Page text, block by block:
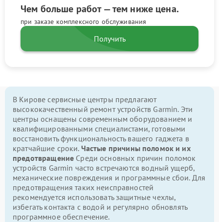
Чем больше работ — тем ниже цена.
при заказе комплексного обслуживания
Получить
В Кирове сервисные центры предлагают
высококачественный ремонт устройств Garmin. Эти
центры оснащены современным оборудованием и
квалифицированными специалистами, готовыми
восстановить функциональность вашего гаджета в
кратчайшие сроки. Частые причины поломок и их
предотвращение Среди основных причин поломок
устройств Garmin часто встречаются водный ущерб,
механические повреждения и программные сбои. Для
предотвращения таких неисправностей
рекомендуется использовать защитные чехлы,
избегать контакта с водой и регулярно обновлять
программное обеспечение.